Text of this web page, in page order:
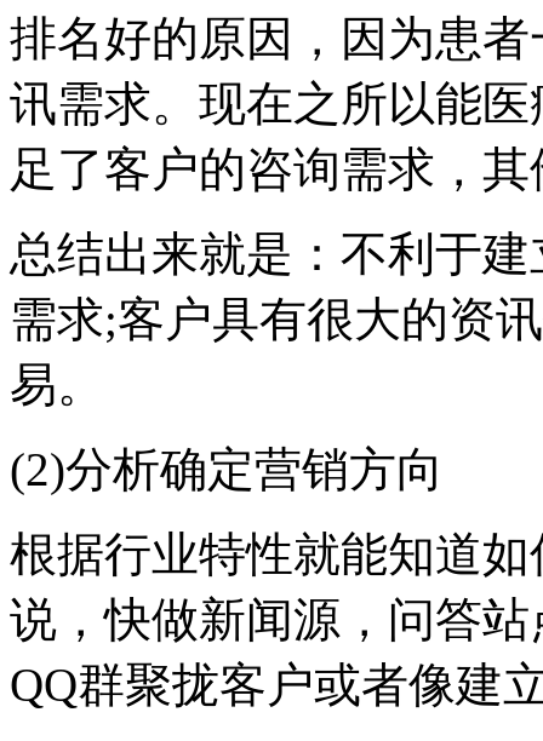
排名好的原因，因为患
讯需求。现在之所以能
足了客户的咨询需求，
总结出来就是：不利于
需求;客户具有很大的资
易。
(2)分析确定营销方向
根据行业特性就能知道
说，快做新闻源，问答
QQ群聚拢客户或者像建